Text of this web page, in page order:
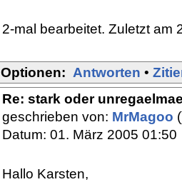
2-mal bearbeitet. Zuletzt am
Optionen: Antworten •
Re: stark oder
geschrieben von: MrMagoo
Datum: 01. März 2005 01:50
Hallo Karsten,